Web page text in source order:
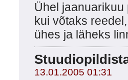
Ühel jaanuarikuu
kui võtaks
ühes ja läheks
13.01.2005 01:31